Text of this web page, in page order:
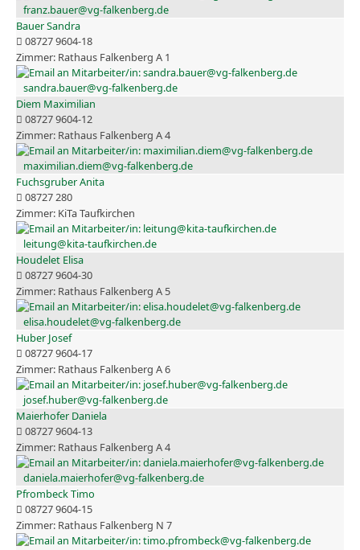
franz.bauer@vg-falkenberg.de
Bauer Sandra
08727 9604-18
Rathaus Falkenberg A 1
sandra.bauer@vg-falkenberg.de
Diem Maximilian
08727 9604-12
Rathaus Falkenberg A 4
maximilian.diem@vg-falkenberg.de
Fuchsgruber Anita
08727 280
KiTa Taufkirchen
leitung@kita-taufkirchen.de
Houdelet Elisa
08727 9604-30
Rathaus Falkenberg A 5
elisa.houdelet@vg-falkenberg.de
Huber Josef
08727 9604-17
Rathaus Falkenberg A 6
josef.huber@vg-falkenberg.de
Maierhofer Daniela
08727 9604-13
Rathaus Falkenberg A 4
daniela.maierhofer@vg-falkenberg.de
Pfrombeck Timo
08727 9604-15
Rathaus Falkenberg N 7